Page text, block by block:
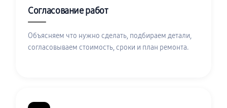
Согласование работ
Объясняем что нужно сделать, подбираем детали,
согласовываем стоимость, сроки и план ремонта.